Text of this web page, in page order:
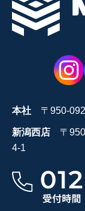
本社 〒950-
新潟西店 〒
4-1